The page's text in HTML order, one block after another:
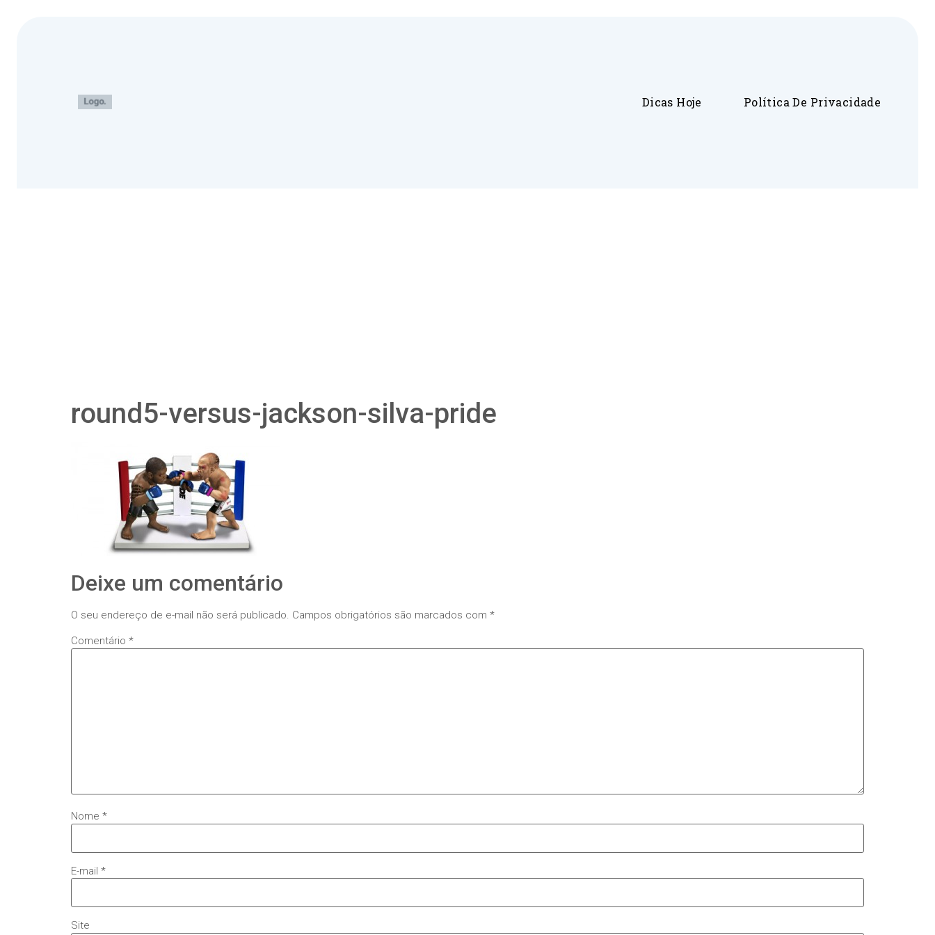
Dicas Hoje Política De Privacidade
round5-versus-jackson-silva-pride
Deixe um comentário
O seu endereço de e-mail não será publicado. Campos obrigatórios são marcados com *
Comentário *
Nome *
E-mail *
Site